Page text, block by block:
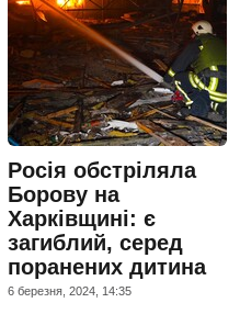
Росія обстріляла
Борову на
Харківщині: є
загиблий, серед
поранених дитина
6 березня, 2024, 14:35